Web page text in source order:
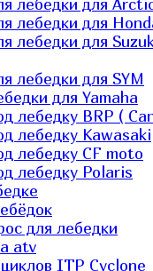
лебедки для
лебедки для
лебедки для
лебедки для SYM
для Yamaha
лебедку BRP (
лебедку Kawasaki
лебедку СF moto
лебедку Polaris
для лебедки
atv
ITP Cyclone